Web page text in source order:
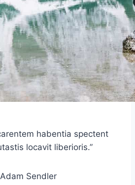
habentia spectent
locavit liberioris.”
Sendler